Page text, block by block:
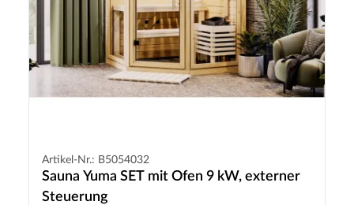
Artikel-Nr.: B5054032
Sauna Yuma SET mit Ofen 9 kW, externer
Steuerung